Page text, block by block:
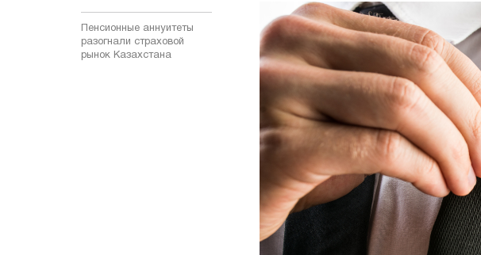
Пенсионные аннуитеты
разогнали страховой
рынок Казахстана